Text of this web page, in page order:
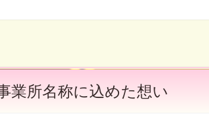
業所名称に込めた想い